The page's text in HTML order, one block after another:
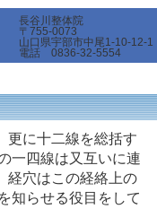
長谷川整体院
〒755-0073
山口県宇部市中尾1-10-12-1
電話 0836-32-5554
に十二線を総括す
一四線は又互いに連
経穴はこの経絡上の
知らせる役目をして